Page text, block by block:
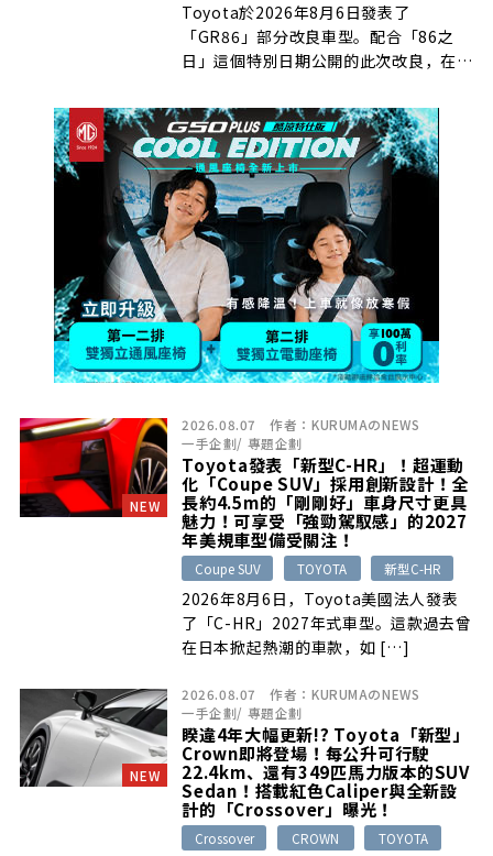
Toyota於2026年8月6日發表了
「GR86」部分改良車型。配合「86之
日」這個特別日期公開的此次改良，在
NEW
2026.08.07 作者： KURUMAのNEWS
一手企劃/ 專題企劃
Toyota發表「新型C-HR」！超運動
化「Coupe SUV」採用創新設計！全
長約4.5m的「剛剛好」車身尺寸更具
魅力！可享受「強勁駕馭感」的2027
年美規車型備受關注！
Coupe SUV TOYOTA 新型C-HR
2026年8月6日，Toyota美國法人發表
了「C-HR」2027年式車型。這款過去曾
在日本掀起熱潮的車款，如 […]
NEW
2026.08.07 作者： KURUMAのNEWS
一手企劃/ 專題企劃
睽違4年大幅更新!? Toyota「新型」
Crown即將登場！每公升可行駛
22.4km、還有349匹馬力版本的SUV
Sedan！搭載紅色Caliper與全新設
計的「Crossover」曝光！
Crossover CROWN TOYOTA